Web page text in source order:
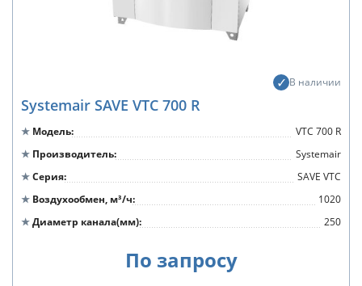
В наличии
Systemair SAVE VTC 700 R
Модель
VTC 700 R
Производитель
Systemair
Серия
SAVE VTC
Воздухообмен, м³/ч
1020
Диаметр канала(мм)
250
По запросу